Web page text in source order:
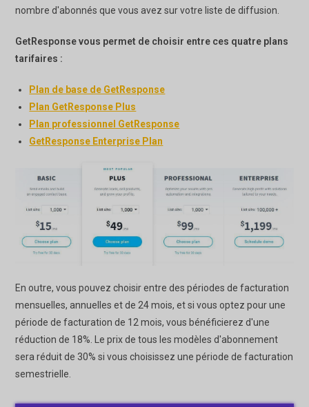
nombre d'abonnés que vous avez sur votre liste de diffusion.
GetResponse vous permet de choisir entre ces quatre plans
tarifaires :
Plan de base de GetResponse
Plan GetResponse Plus
Plan professionnel GetResponse
GetResponse Enterprise Plan
En outre, vous pouvez choisir entre des périodes de facturation
mensuelles, annuelles et de 24 mois, et si vous optez pour une
période de facturation de 12 mois, vous bénéficierez d'une
réduction de 18%. Le prix de tous les modèles d'abonnement
sera réduit de 30% si vous choisissez une période de facturation
semestrielle.